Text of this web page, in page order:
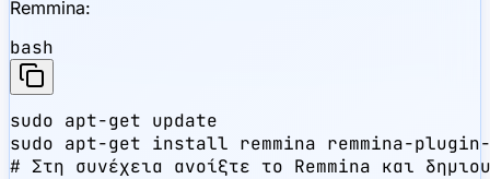
Remmina:
bash
sudo apt-get update
sudo apt-get install remmina remmina-
# Στη συνέχεια ανοίξτε το Remmina και